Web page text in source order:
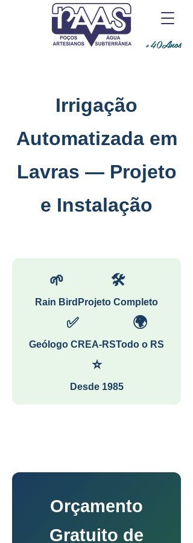
+40Anos
Irrigação
Automatizada em
Lavras — Projeto
e Instalação
🌱
Rain Bird
🛠
Projeto Completo
✅
Geólogo CREA-RS
🌍
Todo o RS
⭐
Desde 1985
Orçamento
Gratuito de